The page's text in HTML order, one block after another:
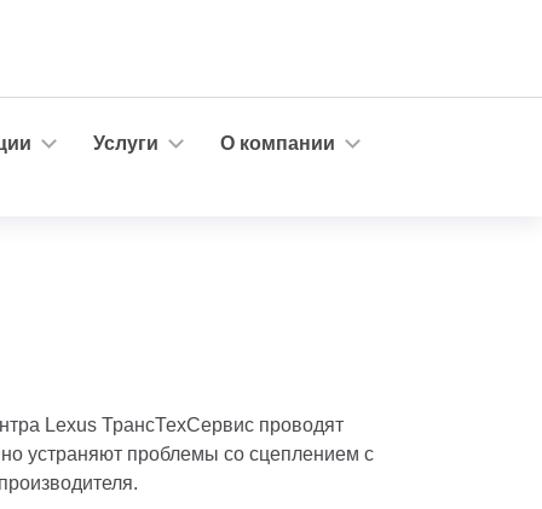
Услуги О компании
Lexus ТрансТехСервис проводят
устраняют проблемы со сцеплением с